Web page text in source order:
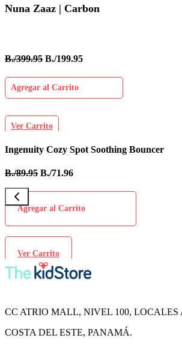
Nuna Zaaz | Carbon
B./399.95 B./199.95
Agregar al Carrito
Ver Carrito
Ingenuity Cozy Spot Soothing Bouncer
B./89.95 B./71.96
Agregar al Carrito
Ver Carrito
CC ATRIO MALL, NIVEL 100, LOCALES
COSTA DEL ESTE, PANAMÁ.